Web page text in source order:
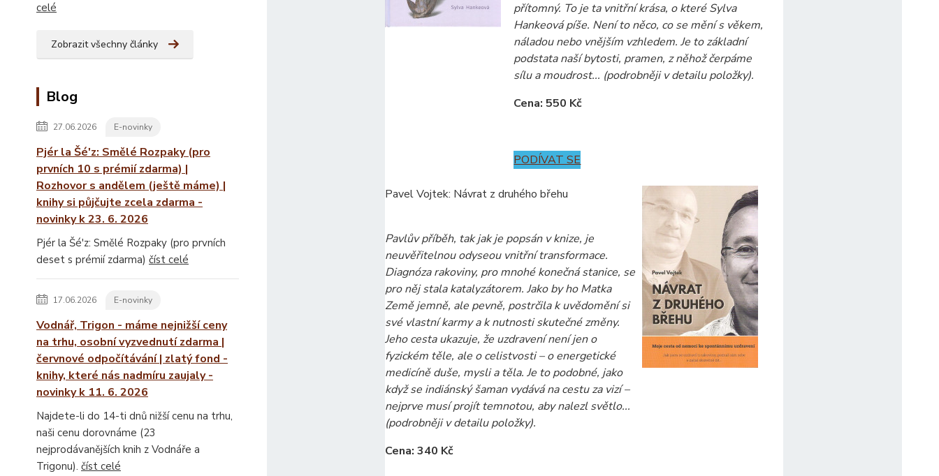
celé
Zobrazit všechny články
Blog
27.06.2026 E-novinky
Pjér la Šé'z: Smělé Rozpaky (pro
prvních 10 s prémií zdarma) |
Rozhovor s andělem (ještě máme) |
knihy si půjčujte zcela zdarma -
novinky k 23. 6. 2026
Pjér la Šé'z: Smělé Rozpaky (pro prvních
deset s prémií zdarma) číst celé
17.06.2026 E-novinky
Vodnář, Trigon - máme nejnižší ceny
na trhu, osobní vyzvednutí zdarma |
červnové odpočítávání | zlatý fond -
knihy, které nás nadmíru zaujaly -
novinky k 11. 6. 2026
Najdete-li do 14-ti dnů nižší cenu na trhu,
naši cenu dorovnáme (23
nejprodávanějších knih z Vodnáře a
Trigonu). číst celé
přítomný. To je ta vnitřní krása, o které Sylva
Hankeová píše. Není to něco, co se mění s věkem,
náladou nebo vnějším vzhledem. Je to základní
podstata naší bytosti, pramen, z něhož čerpáme
sílu a moudrost... (podrobněji v detailu položky).
Cena: 550 Kč
PODÍVAT SE
Pavel Vojtek: Návrat z druhého břehu
Pavlův příběh, tak jak je popsán v knize, je
neuvěřitelnou odyseou vnitřní transformace.
Diagnóza rakoviny, pro mnohé konečná stanice, se
pro něj stala katalyzátorem. Jako by ho Matka
Země jemně, ale pevně, postrčila k uvědomění si
své vlastní karmy a k nutnosti skutečné změny.
Jeho cesta ukazuje, že uzdravení není jen o
fyzickém těle, ale o celistvosti – o energetické
medicíně duše, mysli a těla. Je to podobné, jako
když se indiánský šaman vydává na cestu za vizí –
nejprve musí projít temnotou, aby nalezl světlo...
(podrobněji v detailu položky).
Cena: 340 Kč